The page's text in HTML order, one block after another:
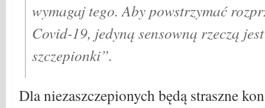
wymagaj tego. Aby powstrzymać
Covid-19, jedyną sensowną rzeczą
szczepionki”.
Dla niezaszczepionych będą straszne